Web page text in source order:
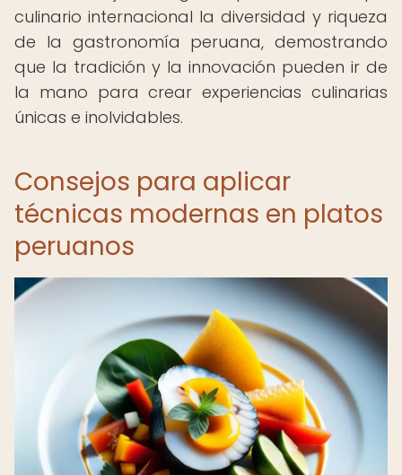
culinario internacional la diversidad y riqueza
de la gastronomía peruana, demostrando
que la tradición y la innovación pueden ir de
la mano para crear experiencias culinarias
únicas e inolvidables.
Consejos para aplicar
técnicas modernas en platos
peruanos